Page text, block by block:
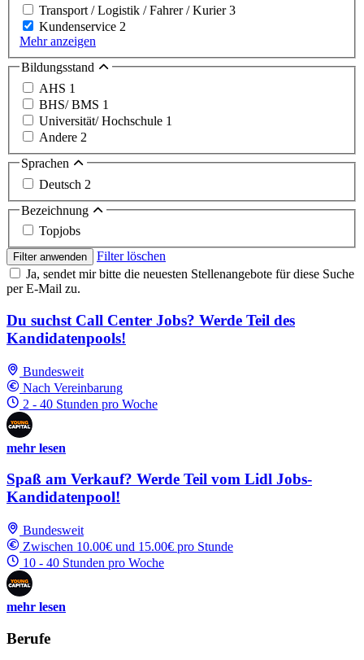
Transport / Logistik / Fahrer / Kurier3
Kundenservice 2
Mehr anzeigen
Bildungsstand
AHS 1
BHS/ BMS 1
Universität/ Hochschule 1
Andere 2
Sprachen
Deutsch 2
Bezeichnung
Topjobs
Filter anwenden
Filter löschen
Ja, sendet mir bitte die neuesten Stellenangebote für diese Suche
per E-Mail zu.
Du suchst Call Center Jobs? Werde Teil des
Kandidatenpools!
Bundesweit
Nach Vereinbarung
2 - 40 Stunden pro Woche
mehr lesen
Spaß am Verkauf? Werde Teil vom Lidl Jobs-
Kandidatenpool!
Bundesweit
Zwischen 10.00€ und 15.00€ pro Stunde
10 - 40 Stunden pro Woche
mehr lesen
Berufe